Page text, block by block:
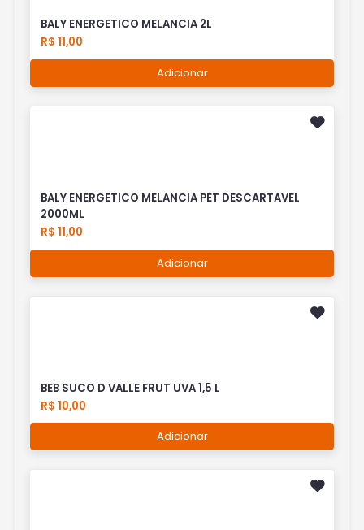
BALY ENERGETICO MELANCIA 2L
R$ 11,00
Adicionar
BALY ENERGETICO MELANCIA PET DESCARTAVEL
2000ML
R$ 11,00
Adicionar
BEB SUCO D VALLE FRUT UVA 1,5 L
R$ 10,00
Adicionar